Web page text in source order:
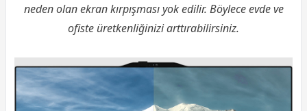
neden olan ekran kırpışması yok edilir. Böylece evde ve
ofiste üretkenliğinizi arttırabilirsiniz.